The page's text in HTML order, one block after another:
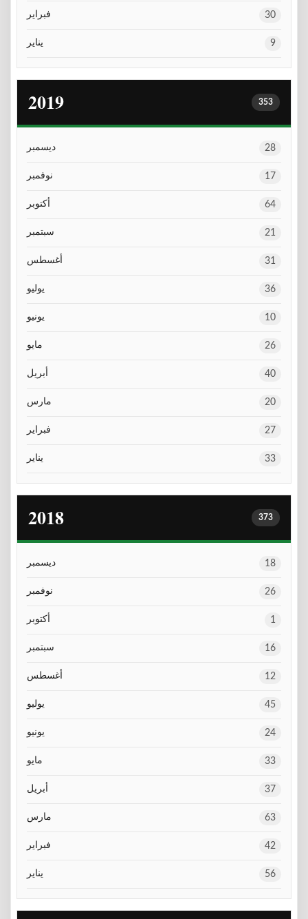
فبراير 30
يناير 9
2019 353
ديسمبر 28
نوفمبر 17
أكتوبر 64
سبتمبر 21
أغسطس 31
يوليو 36
يونيو 10
مايو 26
أبريل 40
مارس 20
فبراير 27
يناير 33
2018 373
ديسمبر 18
نوفمبر 26
أكتوبر 1
سبتمبر 16
أغسطس 12
يوليو 45
يونيو 24
مايو 33
أبريل 37
مارس 63
فبراير 42
يناير 56